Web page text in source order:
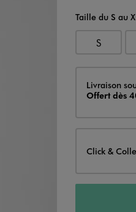
Taille du S au
S
Livraison
Livraison
Offert dès
Click &